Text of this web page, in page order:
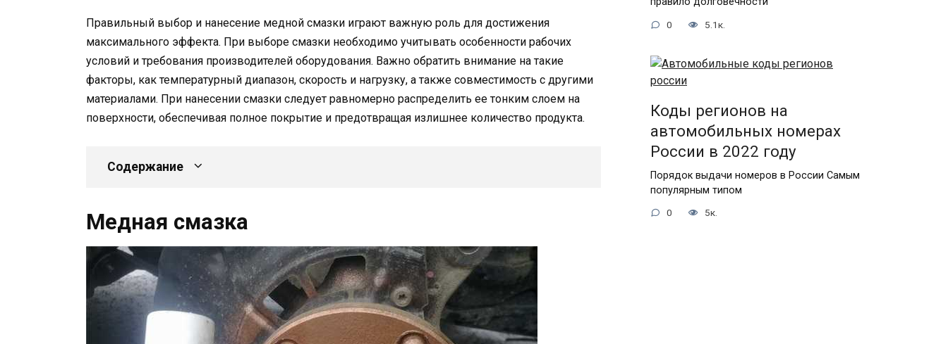
Правильный выбор и нанесение медной смазки играют важную роль для достижения
максимального эффекта. При выборе смазки необходимо учитывать особенности рабочих
условий и требования производителей оборудования. Важно обратить внимание на такие
факторы, как температурный диапазон, скорость и нагрузку, а также совместимость с другими
материалами. При нанесении смазки следует равномерно распределить ее тонким слоем на
поверхности, обеспечивая полное покрытие и предотвращая излишнее количество продукта.
Содержание
Медная смазка
0 5.1к.
Коды регионов на
автомобильных номерах
России в 2022 году
Порядок выдачи номеров в России Самым
популярным типом
0 5к.